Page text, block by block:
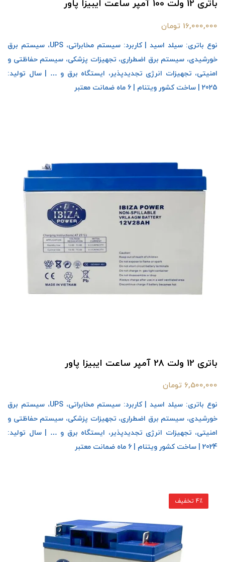
باتری 12 ولت 100 آمپر ساعت ایبیزا پاور
16,000,000 تومان
نوع باتری: سیلد اسید | کاربرد: سیستم مخابراتی، UPS، سیستم برق
خورشیدی، سیستم برق اضطراری، تجهیزات پزشکی، سیستم حفاظتی و
امنیتی، تجهیزات انرژی تجدیدپذیر، ایستگاه برق و … | سال تولید:
2025 | ساخت کشور ویتنام | 6 ماه ضمانت معتبر
باتری 12 ولت 28 آمپر ساعت ایبیزا پاور
6,500,000 تومان
نوع باتری: سیلد اسید | کاربرد: سیستم مخابراتی، UPS، سیستم برق
خورشیدی، سیستم برق اضطراری، تجهیزات پزشکی، سیستم حفاظتی و
امنیتی، تجهیزات انرژی تجدیدپذیر، ایستگاه برق و … | سال تولید:
2024 | ساخت کشور ویتنام | 6 ماه ضمانت معتبر
4٪ تخفیف